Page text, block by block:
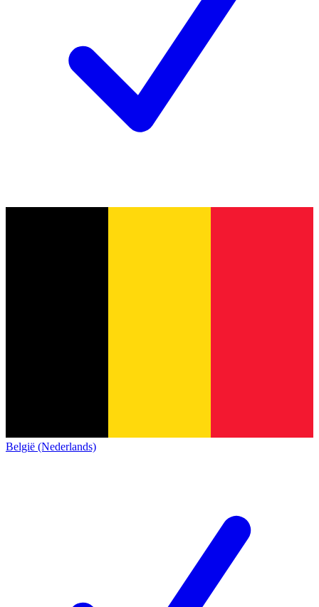
België (Nederlands)